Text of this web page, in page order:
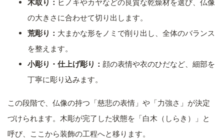
木取り： ヒノキやカヤなどの良質な乾燥材を選び、仏像
の大きさに合わせて切り出します。
荒彫り： 大まかな形をノミで削り出し、全体のバランス
を整えます。
小彫り・仕上げ彫り： 顔の表情や衣のひだなど、細部を
丁寧に彫り込みます。
この段階で、仏像の持つ「慈悲の表情」や「力強さ」が決定
づけられます。木彫が完了した状態を「白木（しらき）」と
呼び、ここから装飾の工程へと移ります。